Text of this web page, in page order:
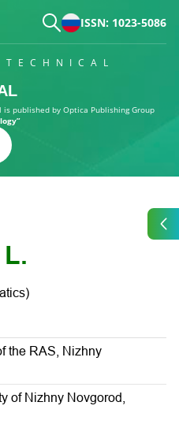
ISSN: 1023-5086
published by Optica Publishing Group
the RAS, Nizhny
of Nizhny Novgorod,